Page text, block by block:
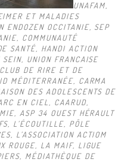
UNAFAM,
ET MALADIES
ENDOZEN OCCITANIE, SEP
COMMUNAUTÉ
SANTÉ, HANDI ACTION
UNION FRANCAISE
DE RIRE ET DE
MÉDITERRANÉE, CARMA
DES ADOLESCENTS DE
EN CIEL, CAARUD,
ASP 34 OUEST HÉRAULT
L’ÉCOUTILLE, PÔLE
L’ASSOCIATION ACTIOM
ROUGE, LA MAIF, LIGUE
MÉDIATHÈQUE DE